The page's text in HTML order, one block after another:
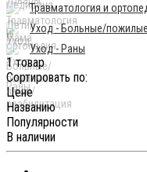
Травматология и
Уход - Больные/
Уход - Раны
1 товар
Сортировать по:
Цене
Названию
Популярности
В наличии